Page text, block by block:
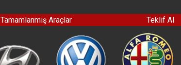
Tamamlanmış Araçlar Teklif Al